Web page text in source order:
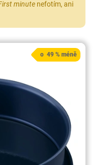
minute nefotím, ani
o 49 % méně